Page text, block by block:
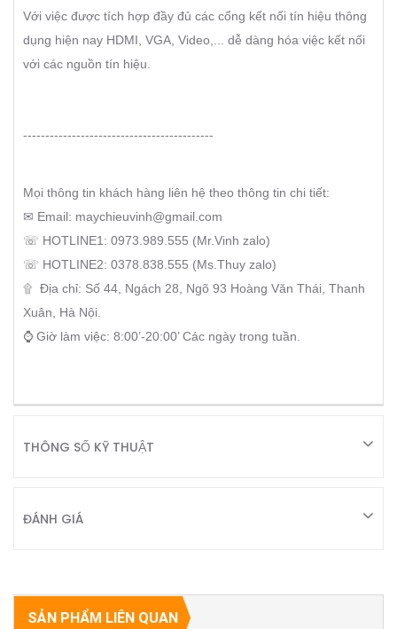
Với việc được tích hợp đầy đủ các cổng kết nối tín hiệu thông
dụng hiện nay HDMI, VGA, Video,... dễ dàng hóa việc kết nối
với các nguồn tín hiệu.
-------------------------------------------
Mọi thông tin khách hàng liên hệ theo thông tin chi tiết:
✉ Email: maychieuvinh@gmail.com
☏ HOTLINE1: 0973.989.555 (Mr.Vinh zalo)
☏ HOTLINE2: 0378.838.555 (Ms.Thuy zalo)
۩ Địa chỉ: Số 44, Ngách 28, Ngõ 93 Hoàng Văn Thái, Thanh
Xuân, Hà Nội.
⌚ Giờ làm việc: 8:00’-20:00’ Các ngày trong tuần.
THÔNG SỐ KỸ THUẬT
ĐÁNH GIÁ
SẢN PHẨM LIÊN QUAN